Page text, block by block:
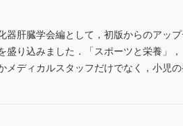
器肝臓学会編として，初版からのアッ
盛り込みました．「スポーツと栄養」
メディカルスタッフだけでなく，小児